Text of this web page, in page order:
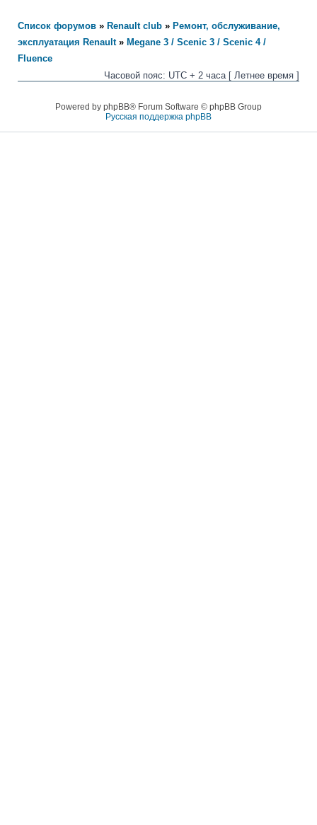
Список форумов » Renault club » Ремонт, обслуживание,
эксплуатация Renault» Megane 3 / Scenic 3 / Scenic 4 /
Fluence
Часовой пояс: UTC + 2 часа [ Летнее время ]
Powered by phpBB® Forum Software © phpBB Group
Русская поддержка phpBB